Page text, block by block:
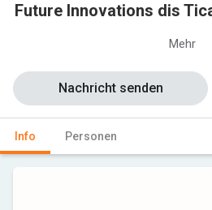
Future Innovations dis
Mehr
Info Personen
Nachricht senden